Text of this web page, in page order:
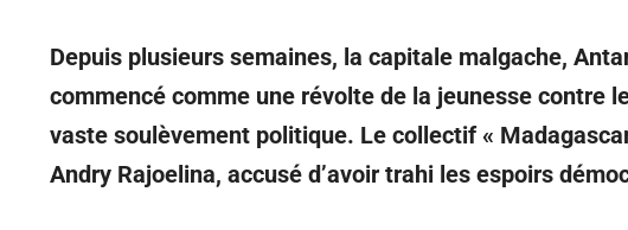
Depuis plusieurs semaines, la capitale malgache,
commencé comme une révolte de la jeunesse contre
vaste soulèvement politique. Le collectif «
Andry Rajoelina, accusé d’avoir trahi les espoirs